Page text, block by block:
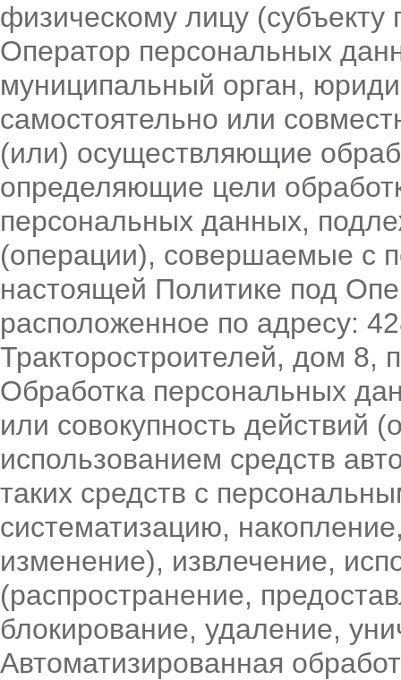
физическому лицу
Оператор персональных
муниципальный орган,
самостоятельно или
(или) осуществляющие
определяющие цели
персональных данных,
(операции), совершаемые с
настоящей Политике под
расположенное по адресу:
Тракторостроителей, дом 8,
Обработка персональных
или совокупность действий
использованием средств
таких средств с
систематизацию,
изменение), извлечение,
(распространение,
блокирование, удаление,
Автоматизированная